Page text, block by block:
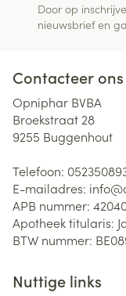
Door op
nieuwsbrief en
Contacteer ons
Opniphar BVBA
Broekstraat 28
9255 Buggenhout
Telefoon:
E-mailadres: info@
APB nummer:
Apotheek titularis:
BTW nummer:
Nuttige links